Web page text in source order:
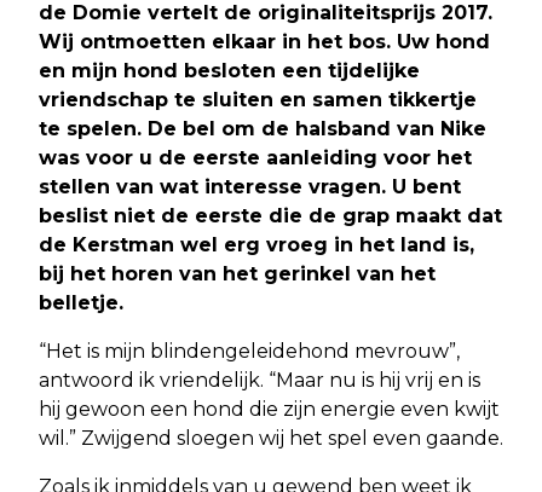
de Domie vertelt de originaliteitsprijs 2017.
Wij ontmoetten elkaar in het bos. Uw hond
en mijn hond besloten een tijdelijke
vriendschap te sluiten en samen tikkertje
te spelen. De bel om de halsband van Nike
was voor u de eerste aanleiding voor het
stellen van wat interesse vragen. U bent
beslist niet de eerste die de grap maakt dat
de Kerstman wel erg vroeg in het land is,
bij het horen van het gerinkel van het
belletje.
“Het is mijn blindengeleidehond mevrouw”,
antwoord ik vriendelijk. “Maar nu is hij vrij en is
hij gewoon een hond die zijn energie even kwijt
wil.” Zwijgend sloegen wij het spel even gaande.
Zoals ik inmiddels van u gewend ben weet ik